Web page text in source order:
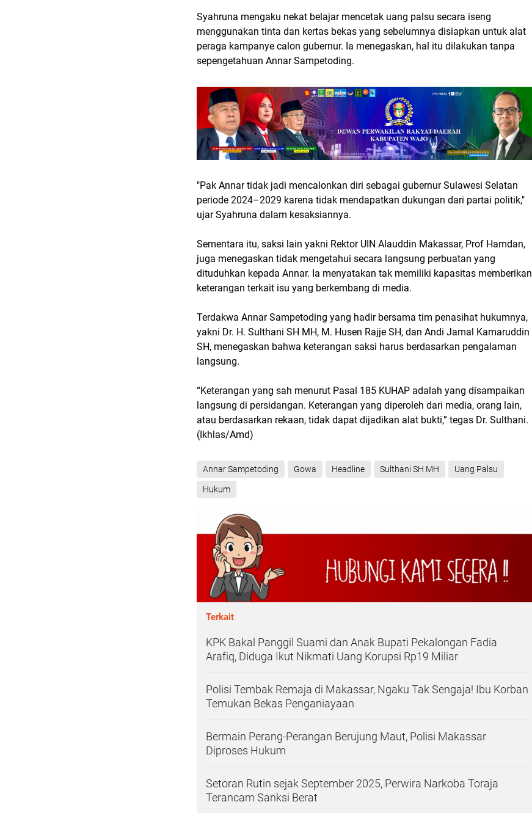
Syahruna mengaku nekat belajar mencetak uang palsu secara iseng
menggunakan tinta dan kertas bekas yang sebelumnya disiapkan untuk alat
peraga kampanye calon gubernur. Ia menegaskan, hal itu dilakukan tanpa
sepengetahuan Annar Sampetoding.
"Pak Annar tidak jadi mencalonkan diri sebagai gubernur Sulawesi Selatan
periode 2024–2029 karena tidak mendapatkan dukungan dari partai politik,"
ujar Syahruna dalam kesaksiannya.
Sementara itu, saksi lain yakni Rektor UIN Alauddin Makassar, Prof Hamdan,
juga menegaskan tidak mengetahui secara langsung perbuatan yang
dituduhkan kepada Annar. Ia menyatakan tak memiliki kapasitas memberikan
keterangan terkait isu yang berkembang di media.
Terdakwa Annar Sampetoding yang hadir bersama tim penasihat hukumnya,
yakni Dr. H. Sulthani SH MH, M. Husen Rajje SH, dan Andi Jamal Kamaruddin
SH, menegaskan bahwa keterangan saksi harus berdasarkan pengalaman
langsung.
“Keterangan yang sah menurut Pasal 185 KUHAP adalah yang disampaikan
langsung di persidangan. Keterangan yang diperoleh dari media, orang lain,
atau berdasarkan rekaan, tidak dapat dijadikan alat bukti,” tegas Dr. Sulthani.
(Ikhlas/Amd)
Annar Sampetoding Gowa Headline Sulthani SH MH Uang Palsu
Hukum
Terkait
KPK Bakal Panggil Suami dan Anak Bupati Pekalongan Fadia
Arafiq, Diduga Ikut Nikmati Uang Korupsi Rp19 Miliar
Polisi Tembak Remaja di Makassar, Ngaku Tak Sengaja! Ibu Korban
Temukan Bekas Penganiayaan
Bermain Perang-Perangan Berujung Maut, Polisi Makassar
Diproses Hukum
Setoran Rutin sejak September 2025, Perwira Narkoba Toraja
Terancam Sanksi Berat